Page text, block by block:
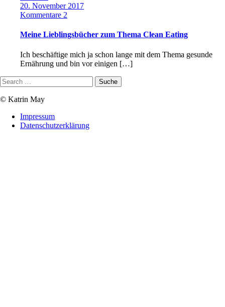
20. November 2017
Kommentare 2
Meine Lieblingsbücher zum Thema Clean Eating
Ich beschäftige mich ja schon lange mit dem Thema gesunde
Ernährung und bin vor einigen […]
© Katrin May
Impressum
Datenschutzerklärung